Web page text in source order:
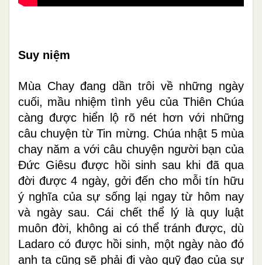
Suy niệm
Mùa Chay đang dần trôi về những ngày
cuối, mầu nhiệm tình yêu của Thiên Chúa
càng được hiển lộ rõ nét hơn với những
câu chuyện từ Tin mừng. Chúa nhật 5 mùa
chay năm a với câu chuyện người bạn của
Đức Giêsu được hồi sinh sau khi đã qua
đời được 4 ngày, gởi đến cho mỗi tín hữu
ý nghĩa của sự sống lại ngay từ hôm nay
và ngày sau. Cái chết thể lý là quy luật
muôn đời, không ai có thể tránh được, dù
Ladaro có được hồi sinh, một ngày nào đó
anh ta cũng sẽ phải đi vào quỹ đạo của sự